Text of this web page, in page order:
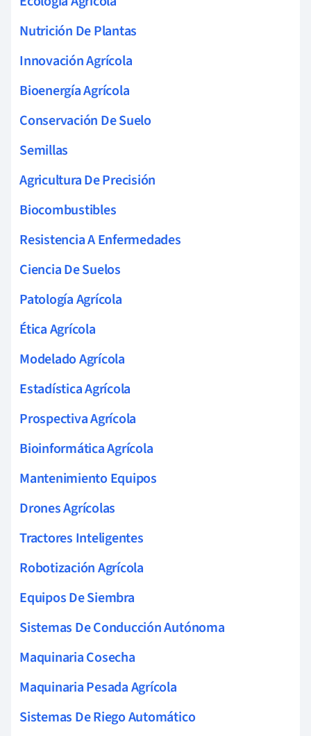
Nutrición De Plantas
Innovación Agrícola
Bioenergía Agrícola
Conservación De Suelo
Semillas
Agricultura De Precisión
Biocombustibles
Resistencia A Enfermedades
Ciencia De Suelos
Patología Agrícola
Ética Agrícola
Modelado Agrícola
Estadística Agrícola
Prospectiva Agrícola
Bioinformática Agrícola
Mantenimiento Equipos
Drones Agrícolas
Tractores Inteligentes
Robotización Agrícola
Equipos De Siembra
Sistemas De Conducción Autónoma
Maquinaria Cosecha
Maquinaria Pesada Agrícola
Sistemas De Riego Automático